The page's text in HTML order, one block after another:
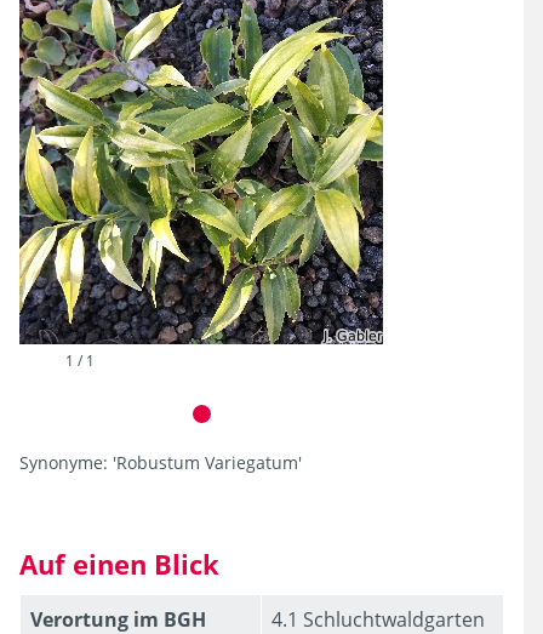
1 / 1
Synonyme: 'Robustum Variegatum'
Auf einen Blick
Verortung im BGH 4.1 Schluchtwaldgarten